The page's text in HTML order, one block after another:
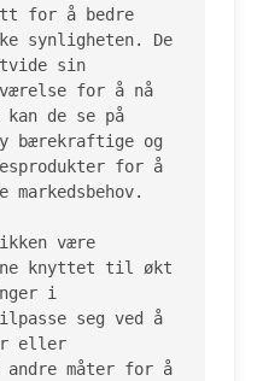
for å bedre
synligheten. De
sin
for å nå
de se på
bærekraftige og
for å
være
knyttet til økt
i
seg ved å
eller
måter for å